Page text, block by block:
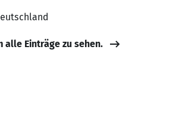
alle Einträge zu sehen.